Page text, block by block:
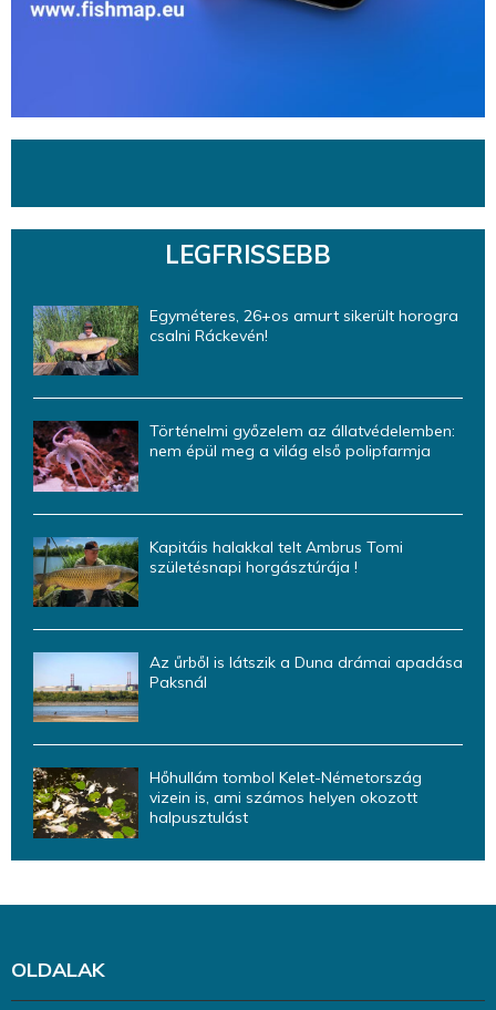
LEGFRISSEBB
Egyméteres, 26+os amurt sikerült horogra
csalni Ráckevén!
Történelmi győzelem az állatvédelemben:
nem épül meg a világ első polipfarmja
Kapitáis halakkal telt Ambrus Tomi
születésnapi horgásztúrája !
Az űrből is látszik a Duna drámai apadása
Paksnál
Hőhullám tombol Kelet-Németország
vizein is, ami számos helyen okozott
halpusztulást
OLDALAK